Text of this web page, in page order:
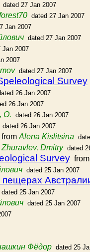
dated 27 Jan 2007
dated 27 Jan 2007
Jan 2007
dated 27 Jan 2007
Jan 2007
2007
dated 27 Jan 2007
Survey
26 Jan 2007
26 Jan 2007
O. dated 26 Jan 2007
dated 26 Jan 2007
from Alena Kislitsina
Zhuravlev, Dmitry dated
Survey from
dated 25 Jan 2007
пещерах
dated 25 Jan 2007
dated 25 Jan 2007
Фёдор dated 25